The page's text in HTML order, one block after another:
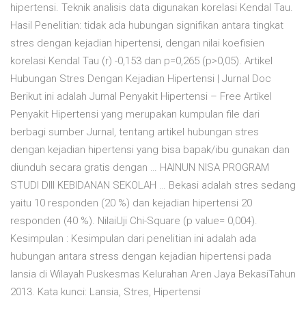
hipertensi. Teknik analisis data digunakan korelasi Kendal Tau.
Hasil Penelitian: tidak ada hubungan signifikan antara tingkat
stres dengan kejadian hipertensi, dengan nilai koefisien
korelasi Kendal Tau (r) -0,153 dan p=0,265 (p>0,05). Artikel
Hubungan Stres Dengan Kejadian Hipertensi | Jurnal Doc
Berikut ini adalah Jurnal Penyakit Hipertensi – Free Artikel
Penyakit Hipertensi yang merupakan kumpulan file dari
berbagi sumber Jurnal, tentang artikel hubungan stres
dengan kejadian hipertensi yang bisa bapak/ibu gunakan dan
diunduh secara gratis dengan … HAINUN NISA PROGRAM
STUDI DIII KEBIDANAN SEKOLAH … Bekasi adalah stres sedang
yaitu 10 responden (20 %) dan kejadian hipertensi 20
responden (40 %). NilaiUji Chi-Square (p value= 0,004).
Kesimpulan : Kesimpulan dari penelitian ini adalah ada
hubungan antara stress dengan kejadian hipertensi pada
lansia di Wilayah Puskesmas Kelurahan Aren Jaya BekasiTahun
2013. Kata kunci: Lansia, Stres, Hipertensi